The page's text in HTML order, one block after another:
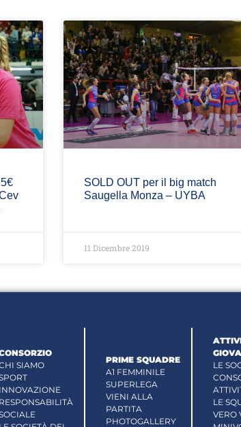
SOLD OUT per il big match
Saugella Monza – UYBA
11 Dicembre 2019
SIAMO
INNOVAZIONE
RESPONSABILITÀ
PRIME SQUADRE
A1 FEMMINILE
SUPERLEGA
VIENI ALLA
PARTITA
PHOTOGALLERY
LE
LE
VERO